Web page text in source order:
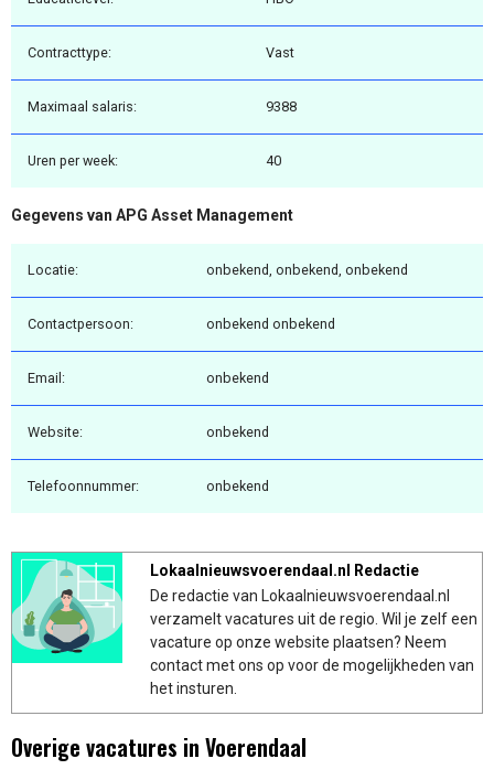
Contracttype: Vast
Maximaal salaris: 9388
Uren per week: 40
Gegevens van APG Asset Management
Locatie: onbekend, onbekend, onbekend
Contactpersoon: onbekend onbekend
Email: onbekend
Website: onbekend
Telefoonnummer: onbekend
Lokaalnieuwsvoerendaal.nl Redactie
De redactie van Lokaalnieuwsvoerendaal.nl
verzamelt vacatures uit de regio. Wil je zelf een
vacature op onze website plaatsen? Neem
contact met ons op voor de mogelijkheden van
het insturen.
Overige vacatures in Voerendaal